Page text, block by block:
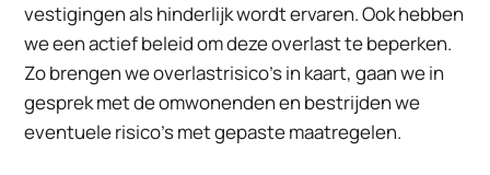
vestigingen als hinderlijk wordt ervaren. Ook hebben
we een actief beleid om deze overlast te beperken.
Zo brengen we overlastrisico’s in kaart, gaan we in
gesprek met de omwonenden en bestrijden we
eventuele risico’s met gepaste maatregelen.